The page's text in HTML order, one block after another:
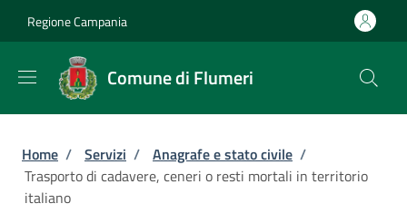
Regione Campania
Comune di Flumeri
Briciole di pane
Home / Servizi / Anagrafe e stato civile /
Trasporto di cadavere, ceneri o resti mortali in territorio
italiano